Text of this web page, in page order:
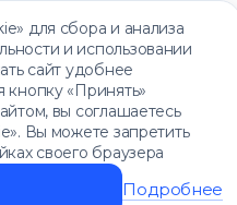
для сбора и анализа
и использовании
сайт удобнее
кнопку «Принять»
вы соглашаетесь
Вы можете запретить
своего браузера
Подробнее